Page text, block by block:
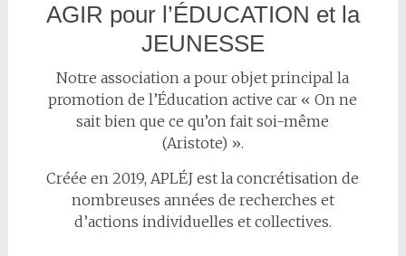
AGIR pour l’ÉDUCATION et la
JEUNESSE
Notre association a pour objet principal la
promotion de l’Éducation active car « On ne
sait bien que ce qu’on fait soi-même
(Aristote) ».
Créée en 2019, APLÉJ est la concrétisation de
nombreuses années de recherches et
d’actions individuelles et collectives.